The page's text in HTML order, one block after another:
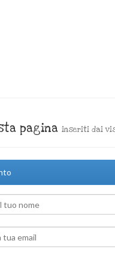
pagina inseriti dai